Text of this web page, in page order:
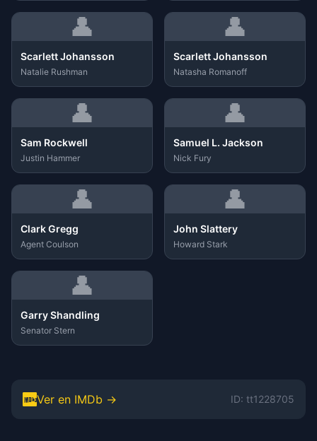
👤
Scarlett Johansson
Natalie Rushman
👤
Scarlett Johansson
Natasha Romanoff
👤
Sam Rockwell
Justin Hammer
👤
Samuel L. Jackson
Nick Fury
👤
Clark Gregg
Agent Coulson
👤
John Slattery
Howard Stark
👤
Garry Shandling
Senator Stern
Ver en IMDb → ID: tt1228705